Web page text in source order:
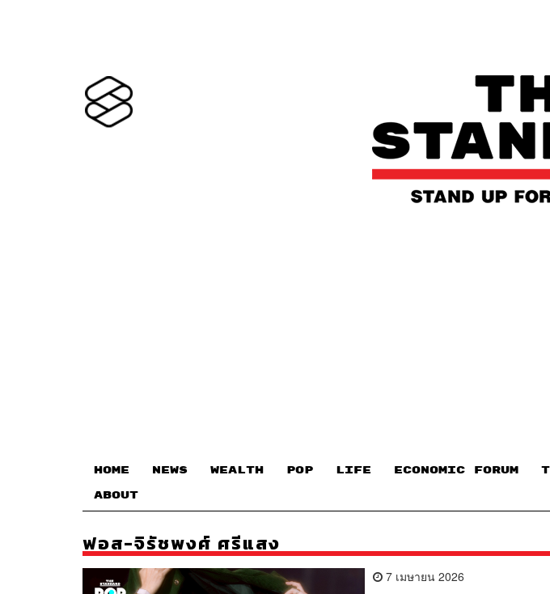
HOME NEWS WEALTH POP LIFE ECONOMIC FORUM
ABOUT
ฟอส-จิรัชพงศ์ ศรีแสง
7 เมษายน 2026